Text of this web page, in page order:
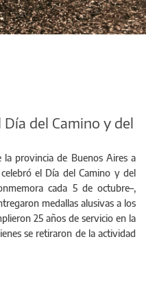
del Camino y del
la provincia de Buenos Aires a
el Día del Camino y del
cada 5 de octubre–,
medallas alusivas a los
25 años de servicio en la
se retiraron de la actividad